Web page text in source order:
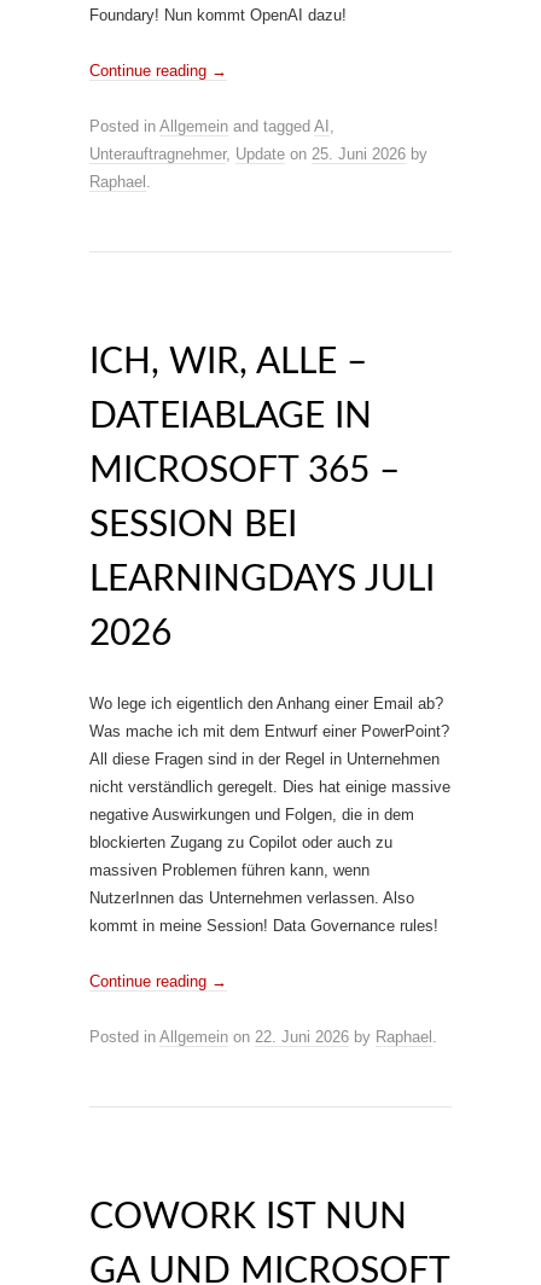
Foundary! Nun kommt OpenAI dazu!
Continue reading →
Posted in Allgemein and tagged AI ,
Unterauftragnehmer, Update on 25. Juni 2026 by
Raphael .
ICH, WIR, ALLE –
DATEIABLAGE IN
MICROSOFT 365 –
SESSION BEI
LEARNINGDAYS JULI
2026
Wo lege ich eigentlich den Anhang einer Email ab?
Was mache ich mit dem Entwurf einer PowerPoint?
All diese Fragen sind in der Regel in Unternehmen
nicht verständlich geregelt. Dies hat einige massive
negative Auswirkungen und Folgen, die in dem
blockierten Zugang zu Copilot oder auch zu
massiven Problemen führen kann, wenn
NutzerInnen das Unternehmen verlassen. Also
kommt in meine Session! Data Governance rules!
Continue reading →
Posted in Allgemein on 22. Juni 2026 by Raphael .
COWORK IST NUN
GA UND MICROSOFT